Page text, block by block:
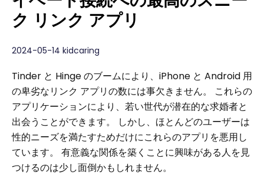
ク リンク アプリ
2024-05-14 kidcaring
Tinder と Hinge のブームにより、iPhone と Android 用
の卑劣なリンク アプリの数には事欠きません。 これらの
アプリケーションにより、若い世代が潜在的な求婚者と
出会うことができます。 しかし、ほとんどのユーザーは
性的ニーズを満たすためだけにこれらのアプリを悪用し
ています。 有意義な関係を築くことに興味がある人を見
つけるのは少し面倒かもしれません。